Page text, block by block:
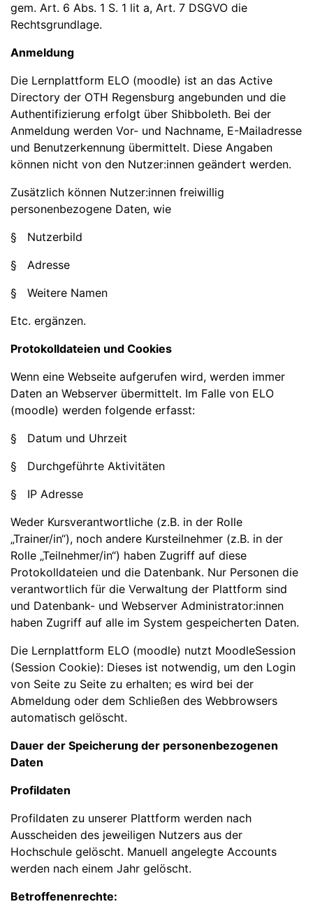
gem. Art. 6 Abs. 1 S. 1 lit a, Art. 7 DSGVO die
Rechtsgrundlage.
Anmeldung
Die Lernplattform ELO (moodle) ist an das Active
Directory der OTH Regensburg angebunden und die
Authentifizierung erfolgt über Shibboleth. Bei der
Anmeldung werden Vor- und Nachname, E-Mailadresse
und Benutzerkennung übermittelt. Diese Angaben
können nicht von den Nutzer:innen geändert werden.
Zusätzlich können Nutzer:innen freiwillig
personenbezogene Daten, wie
§ Nutzerbild
§ Adresse
§ Weitere Namen
Etc. ergänzen.
Protokolldateien und Cookies
Wenn eine Webseite aufgerufen wird, werden immer
Daten an Webserver übermittelt. Im Falle von ELO
(moodle) werden folgende erfasst:
§ Datum und Uhrzeit
§ Durchgeführte Aktivitäten
§ IP Adresse
Weder Kursverantwortliche (z.B. in der Rolle
„Trainer/in“), noch andere Kursteilnehmer (z.B. in der
Rolle „Teilnehmer/in“) haben Zugriff auf diese
Protokolldateien und die Datenbank. Nur Personen die
verantwortlich für die Verwaltung der Plattform sind
und Datenbank- und Webserver Administrator:innen
haben Zugriff auf alle im System gespeicherten Daten.
Die Lernplattform ELO (moodle) nutzt MoodleSession
(Session Cookie): Dieses ist notwendig, um den Login
von Seite zu Seite zu erhalten; es wird bei der
Abmeldung oder dem Schließen des Webbrowsers
automatisch gelöscht.
Dauer der Speicherung der personenbezogenen
Daten
Profildaten
Profildaten zu unserer Plattform werden nach
Ausscheiden des jeweiligen Nutzers aus der
Hochschule gelöscht. Manuell angelegte Accounts
werden nach einem Jahr gelöscht.
Betroffenenrechte: